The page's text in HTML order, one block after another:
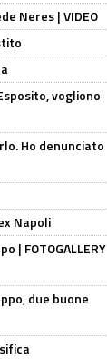
Neres | VIDEO
vogliono
Ho denunciato
Napoli
| FOTOGALLERY
due buone